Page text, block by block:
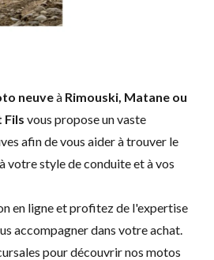
neuveà Rimouski, Matane ou
Fils vous propose un vaste
afin de vous aider à trouver le
votre style de conduite et à vos
en ligne et profitez de l'expertise
accompagner dans votre achat.
pour découvrir nos motos